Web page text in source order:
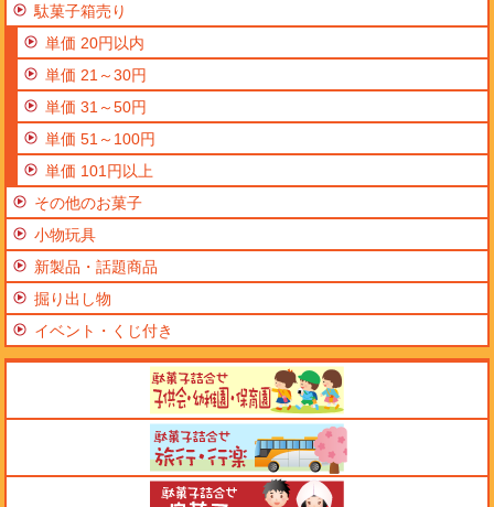
駄菓子箱売り
単価 20円以内
単価 21～30円
単価 31～50円
単価 51～100円
単価 101円以上
その他のお菓子
小物玩具
新製品・話題商品
掘り出し物
イベント・くじ付き